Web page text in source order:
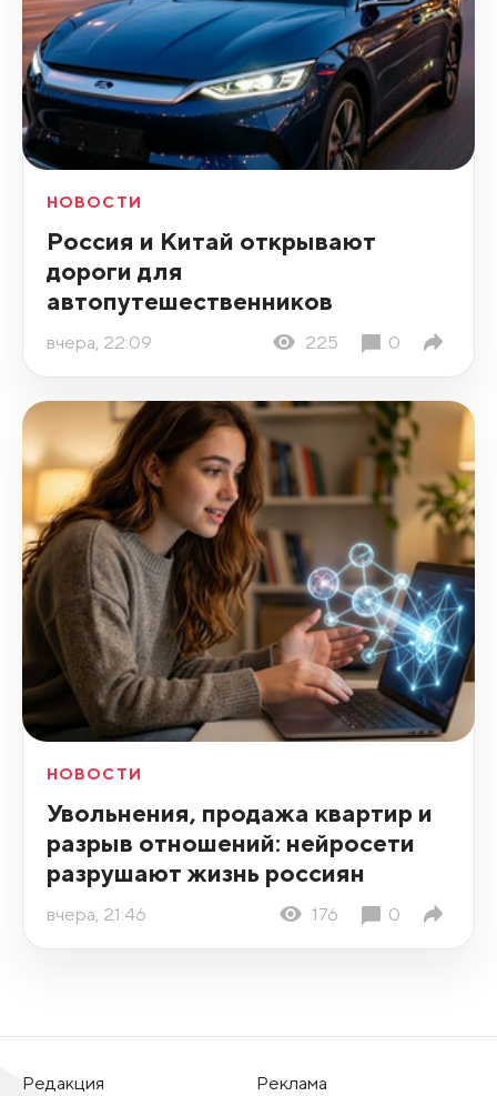
НОВОСТИ
Россия и Китай открывают
дороги для
автопутешественников
вчера, 22:09 225 0
НОВОСТИ
Увольнения, продажа квартир и
разрыв отношений: нейросети
разрушают жизнь россиян
вчера, 21:46 176 0
Редакция
Реклама